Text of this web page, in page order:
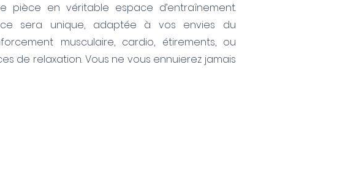
pièce en véritable espace d’entraînement.
sera unique, adaptée à vos envies du
musculaire, cardio, étirements, ou
de relaxation. Vous ne vous ennuierez jamais